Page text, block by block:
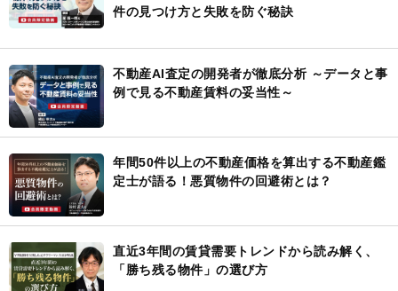
件の見つけ方と失敗を防ぐ秘訣
不動産AI査定の開発者が徹底分析 ～データと事
例で見る不動産賃料の妥当性～
年間50件以上の不動産価格を算出する不動産鑑
定士が語る！悪質物件の回避術とは？
直近3年間の賃貸需要トレンドから読み解く、
「勝ち残る物件」の選び方